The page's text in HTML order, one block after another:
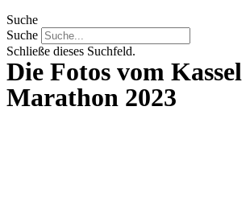
Suche
Suche
Schließe dieses Suchfeld.
Die Fotos vom Kassel
Marathon 2023